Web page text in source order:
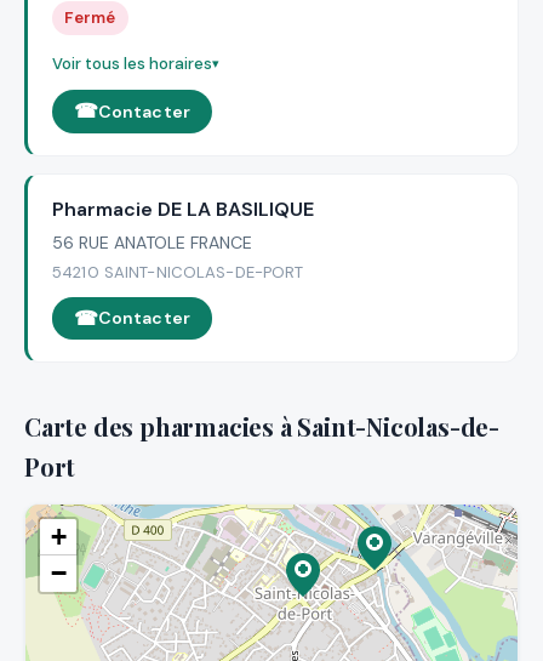
Fermé
Voir tous les horaires
Contacter
Pharmacie DE LA BASILIQUE
56 RUE ANATOLE FRANCE
54210 SAINT-NICOLAS-DE-PORT
Contacter
Carte des pharmacies à Saint-Nicolas-de-
Port
+
−